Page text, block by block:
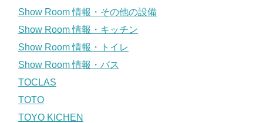
Show Room 情報・その他の設備
Show Room 情報・キッチン
Show Room 情報・トイレ
Show Room 情報・バス
TOCLAS
TOTO
TOYO KICHEN